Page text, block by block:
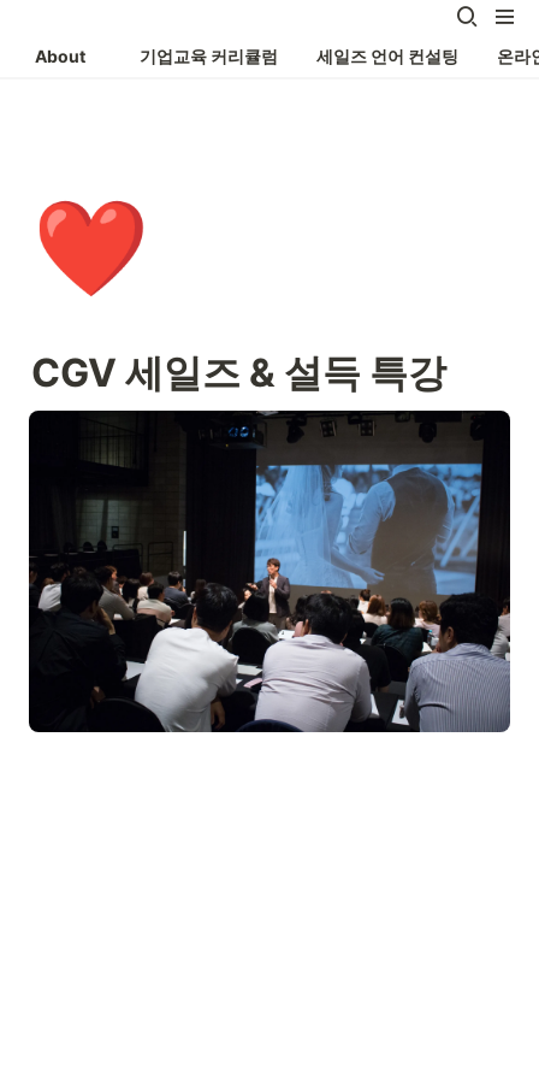
About 기업교육 커리큘럼 세일즈 언어 컨설팅 온라
❤️
CGV 세일즈 & 설득 특강